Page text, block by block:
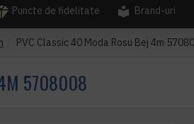
Puncte de fidelitate Brand-uri
PVC Classic 40 Moda Rosu Bej 4m
4M 5708008